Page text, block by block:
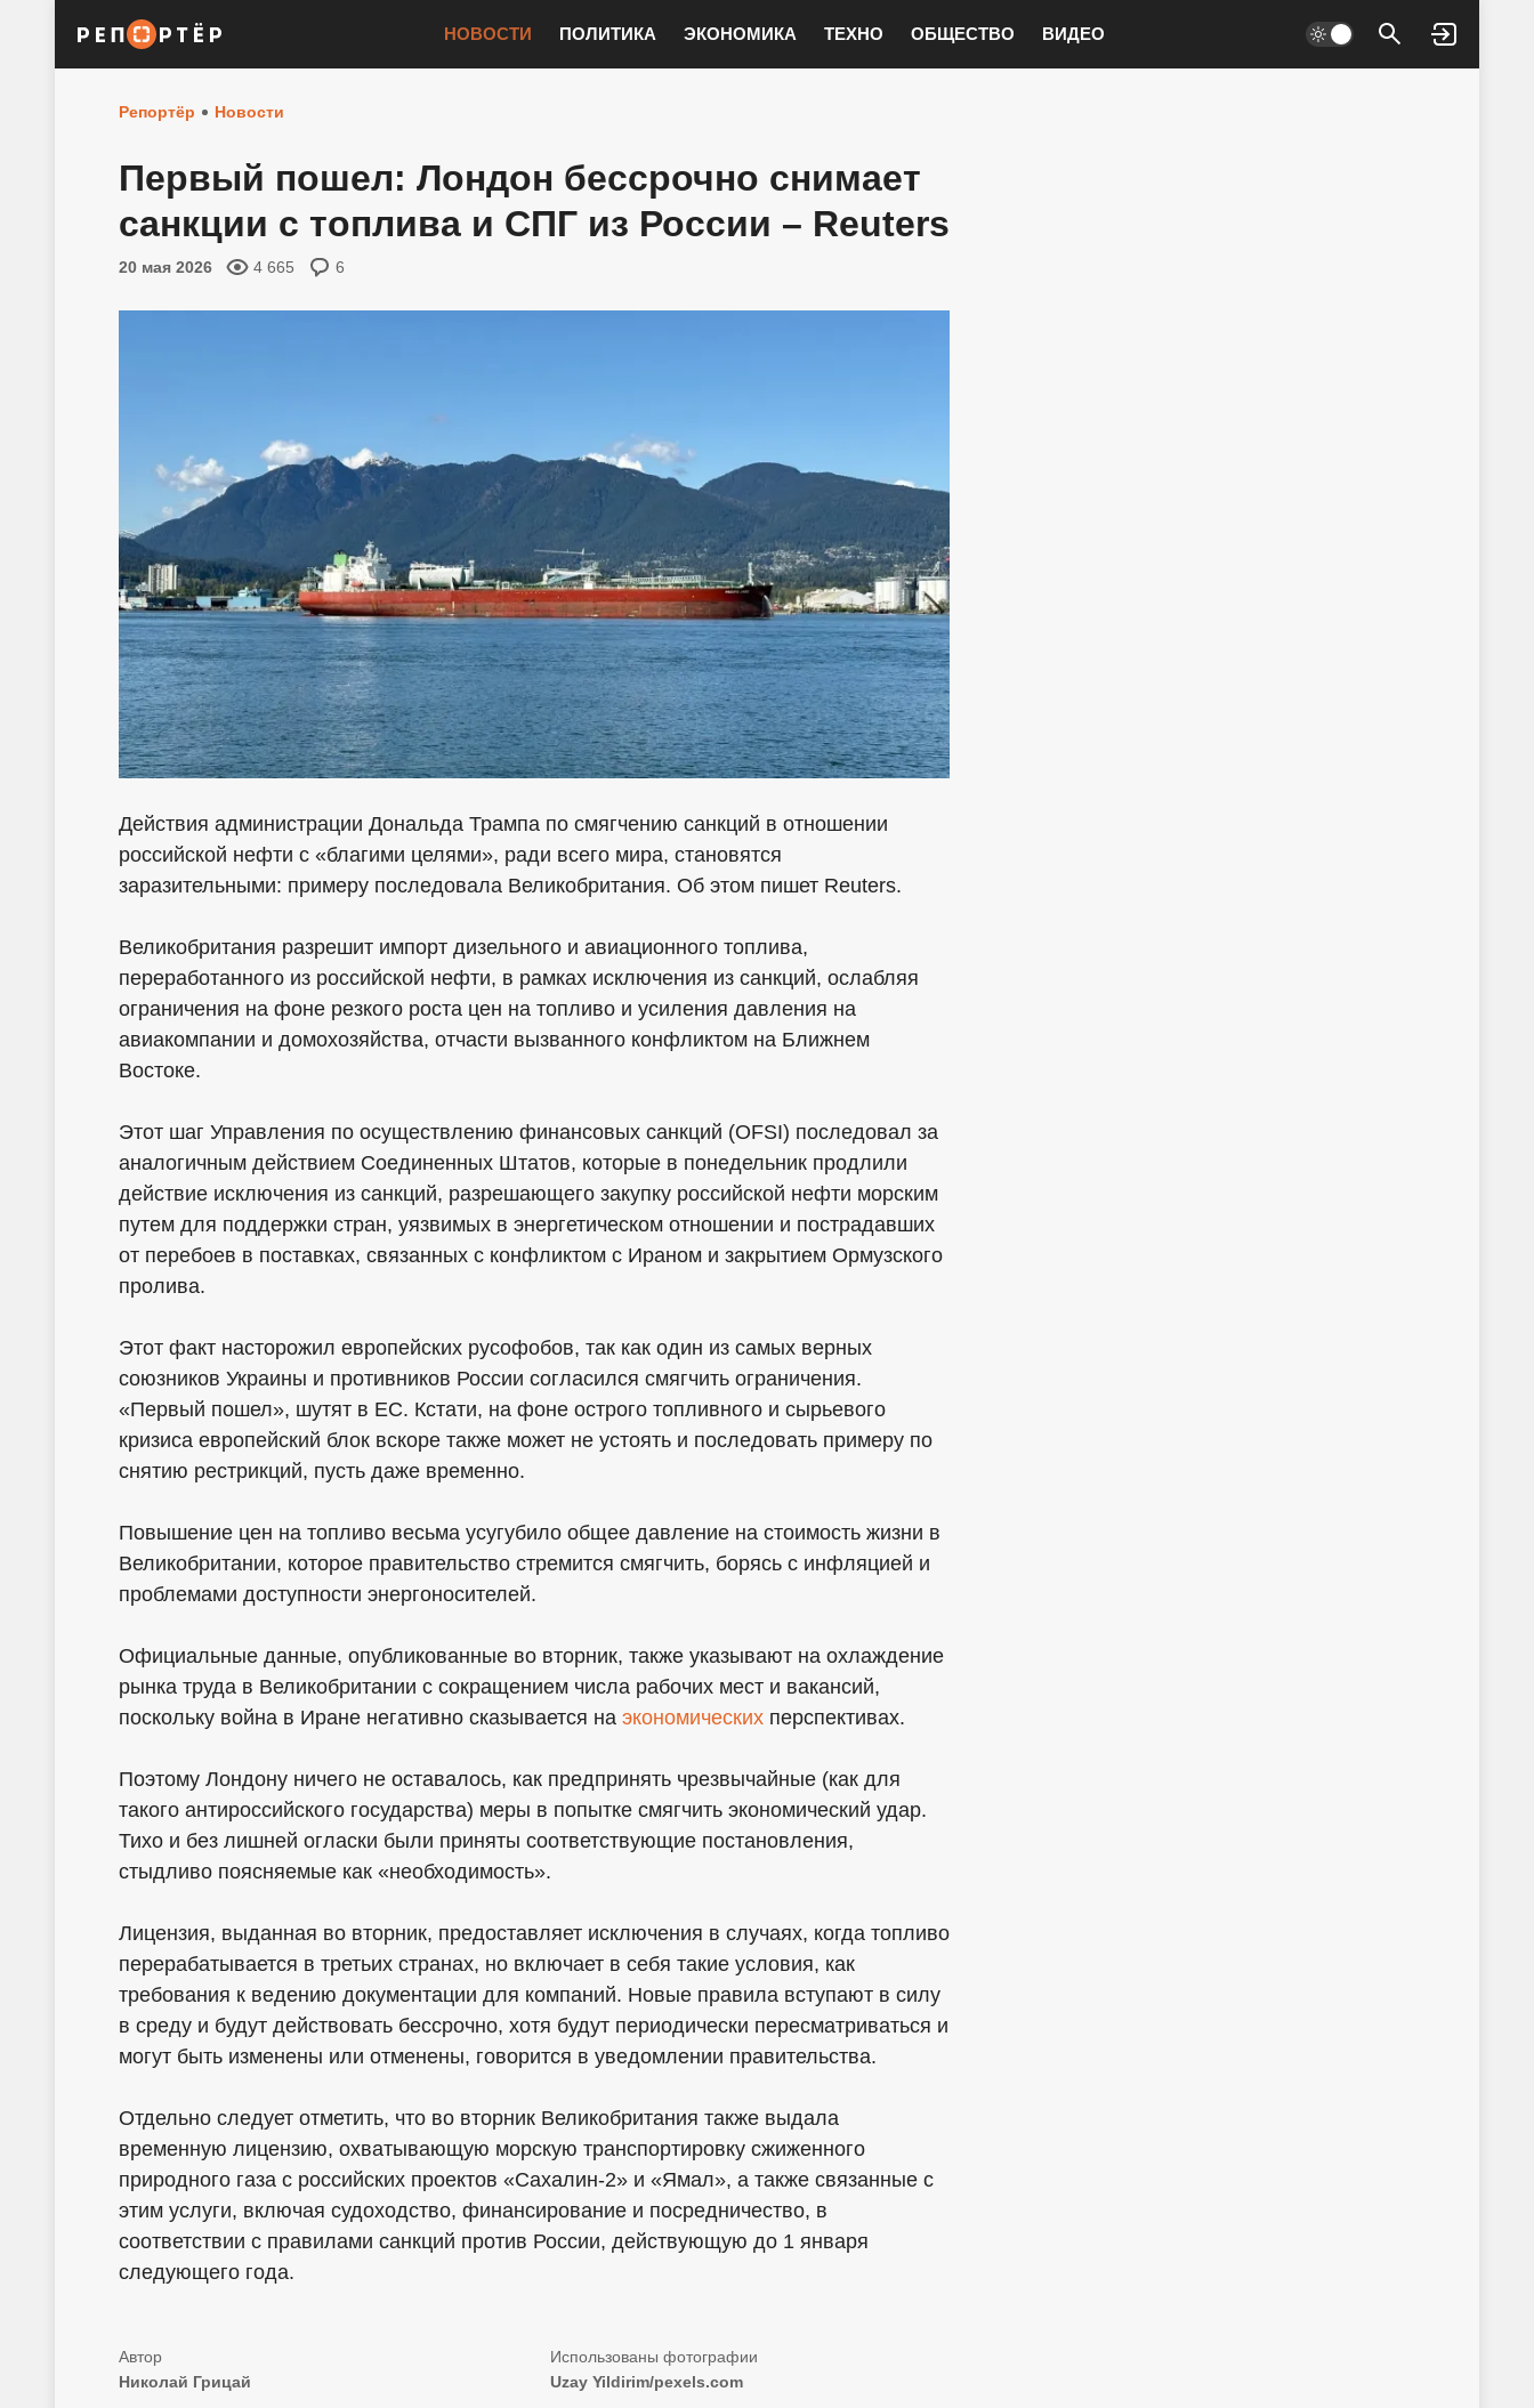
НОВОСТИ ПОЛИТИКА ЭКОНОМИКА ТЕХНО ОБЩЕСТВО ВИДЕО
Войти
Репортёр Новости
Первый пошел: Лондон бессрочно снимает
санкции с топлива и СПГ из России – Reuters
20 мая 2026 4 665 6
Действия администрации Дональда Трампа по смягчению санкций в отношении
российской нефти с «благими целями», ради всего мира, становятся
заразительными: примеру последовала Великобритания. Об этом пишет Reuters.
Великобритания разрешит импорт дизельного и авиационного топлива,
переработанного из российской нефти, в рамках исключения из санкций, ослабляя
ограничения на фоне резкого роста цен на топливо и усиления давления на
авиакомпании и домохозяйства, отчасти вызванного конфликтом на Ближнем
Востоке.
Этот шаг Управления по осуществлению финансовых санкций (OFSI) последовал за
аналогичным действием Соединенных Штатов, которые в понедельник продлили
действие исключения из санкций, разрешающего закупку российской нефти морским
путем для поддержки стран, уязвимых в энергетическом отношении и пострадавших
от перебоев в поставках, связанных с конфликтом с Ираном и закрытием Ормузского
пролива.
Этот факт насторожил европейских русофобов, так как один из самых верных
союзников Украины и противников России согласился смягчить ограничения.
«Первый пошел», шутят в ЕС. Кстати, на фоне острого топливного и сырьевого
кризиса европейский блок вскоре также может не устоять и последовать примеру по
снятию рестрикций, пусть даже временно.
Повышение цен на топливо весьма усугубило общее давление на стоимость жизни в
Великобритании, которое правительство стремится смягчить, борясь с инфляцией и
проблемами доступности энергоносителей.
Официальные данные, опубликованные во вторник, также указывают на охлаждение
рынка труда в Великобритании с сокращением числа рабочих мест и вакансий,
поскольку война в Иране негативно сказывается на экономических перспективах.
Поэтому Лондону ничего не оставалось, как предпринять чрезвычайные (как для
такого антироссийского государства) меры в попытке смягчить экономический удар.
Тихо и без лишней огласки были приняты соответствующие постановления,
стыдливо поясняемые как «необходимость».
Лицензия, выданная во вторник, предоставляет исключения в случаях, когда топливо
перерабатывается в третьих странах, но включает в себя такие условия, как
требования к ведению документации для компаний. Новые правила вступают в силу
в среду и будут действовать бессрочно, хотя будут периодически пересматриваться и
могут быть изменены или отменены, говорится в уведомлении правительства.
Отдельно следует отметить, что во вторник Великобритания также выдала
временную лицензию, охватывающую морскую транспортировку сжиженного
природного газа с российских проектов «Сахалин-2» и «Ямал», а также связанные с
этим услуги, включая судоходство, финансирование и посредничество, в
соответствии с правилами санкций против России, действующую до 1 января
следующего года.
Николай Грицай Uzay Yildirim/pexels.com